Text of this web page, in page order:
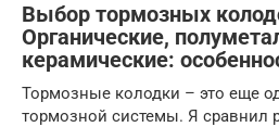
Выбор тормозных
Органические,
керамические:
Тормозные колодки – это еще
тормозной системы. Я сравнил